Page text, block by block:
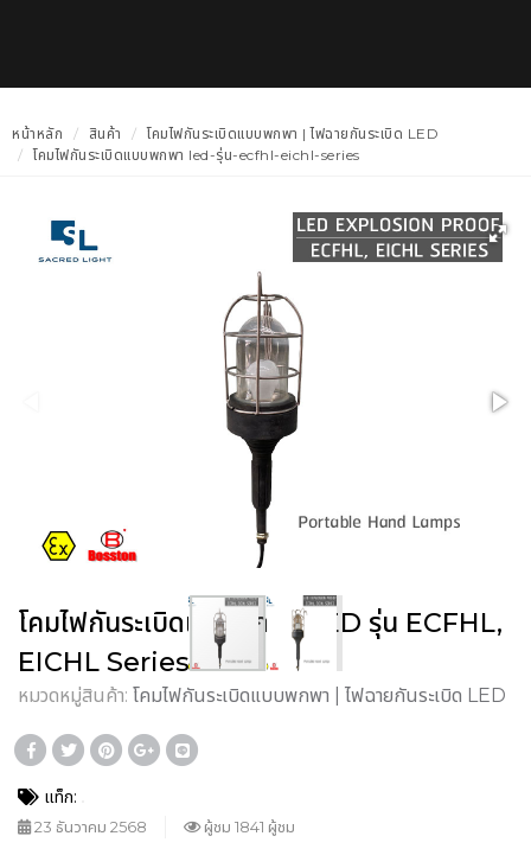
หน้าหลัก สินค้า
โคมไฟกันระเบิดแบบพกพา | ไฟฉายกันระเบิด LED
โคมไฟกันระเบิดแบบพกพา led-รุ่น-ecfhl-eichl-series
โคมไฟกันระเบิดแบบพกพา LED รุ่น ECFHL,
EICHL Series
หมวดหมู่สินค้า: โคมไฟกันระเบิดแบบพกพา | ไฟฉายกันระเบิด LED
แท็ก:
23 ธันวาคม 2568 ผู้ชม 1841 ผู้ชม